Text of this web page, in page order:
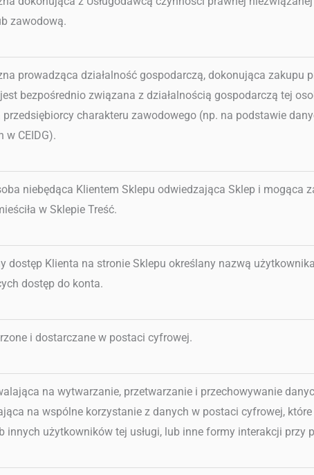
zawodową.
prowadząca działalność gospodarczą, dokonująca zakupu
bezpośrednio związana z działalnością gospodarczą tej
charakteru zawodowego (np. na podstawie
w CEIDG).
niebędąca Klientem Sklepu odwiedzająca Sklep i mogąca
w Sklepie Treść.
dostęp Klienta na stronie Sklepu określany nazwą
dostęp do konta.
i dostarczane w postaci cyfrowej.
na wytwarzanie, przetwarzanie i przechowywanie
na wspólne korzystanie z danych w postaci cyfrowej,
innych użytkowników tej usługi, lub inne formy interakcji przy